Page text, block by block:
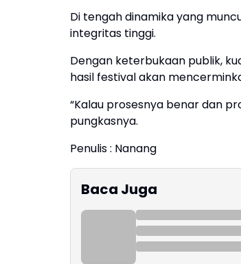
Di tengah dinamika yang
integritas tinggi.
Dengan keterbukaan publik,
hasil festival akan
“Kalau prosesnya benar dan
pungkasnya.
Penulis : Nanang
Baca Juga